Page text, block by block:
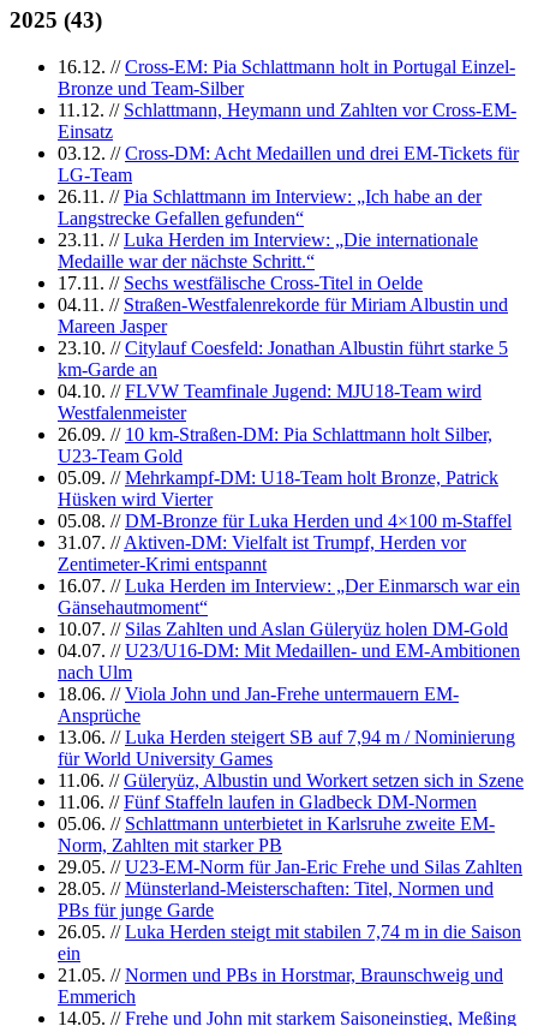
2025 (43)
16.12. //Cross-EM: Pia Schlattmann holt in Portugal Einzel-
Bronze und Team-Silber
11.12. // Schlattmann, Heymann und Zahlten vor Cross-EM-
Einsatz
03.12. //Cross-DM: Acht Medaillen und drei EM-Tickets für
LG-Team
26.11. //Pia Schlattmann im Interview: „Ich habe an der
Langstrecke Gefallen gefunden“
23.11. //Luka Herden im Interview: „Die internationale
Medaille war der nächste Schritt.“
17.11. // Sechs westfälische Cross-Titel in Oelde
04.11. // Straßen-Westfalenrekorde für Miriam Albustin und
Mareen Jasper
23.10. //Citylauf Coesfeld: Jonathan Albustin führt starke 5
km-Garde an
04.10. //FLVW Teamfinale Jugend: MJU18-Team wird
Westfalenmeister
26.09. // 10 km-Straßen-DM: Pia Schlattmann holt Silber,
U23-Team Gold
05.09. //Mehrkampf-DM: U18-Team holt Bronze, Patrick
Hüsken wird Vierter
05.08. //DM-Bronze für Luka Herden und 4×100 m-Staffel
31.07. //Aktiven-DM: Vielfalt ist Trumpf, Herden vor
Zentimeter-Krimi entspannt
16.07. //Luka Herden im Interview: „Der Einmarsch war ein
Gänsehautmoment“
10.07. // Silas Zahlten und Aslan Güleryüz holen DM-Gold
04.07. //U23/U16-DM: Mit Medaillen- und EM-Ambitionen
nach Ulm
18.06. //Viola John und Jan-Frehe untermauern EM-
Ansprüche
13.06. //Luka Herden steigert SB auf 7,94 m / Nominierung
für World University Games
11.06. //Güleryüz, Albustin und Workert setzen sich in Szene
11.06. //Fünf Staffeln laufen in Gladbeck DM-Normen
05.06. // Schlattmann unterbietet in Karlsruhe zweite EM-
Norm, Zahlten mit starker PB
29.05. //U23-EM-Norm für Jan-Eric Frehe und Silas Zahlten
28.05. //Münsterland-Meisterschaften: Titel, Normen und
PBs für junge Garde
26.05. //Luka Herden steigt mit stabilen 7,74 m in die Saison
ein
21.05. //Normen und PBs in Horstmar, Braunschweig und
Emmerich
14.05. //Frehe und John mit starkem Saisoneinstieg, Meßing